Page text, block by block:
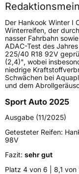
Lastindex100
Höchstlast800 kg
Gewicht (in kg)11,58
Generelle Merkmale
FahrzeugtypPKW
Verwendung
ModellnameWinter I
Fahrzeugart
Der Hankook Winter I
Winterreifen, der
nasser Fahrbahn
ADAC-Test des
225/40 R18 92V
(2,4)", wobei
niedrige
Schwächen bei
und dem
Sport Auto 2025
Ausgabe (11/2025)
Getesteter Reifen:
98V
Fazit: sehr gut
Platz 4 von 6 | 8,1 von